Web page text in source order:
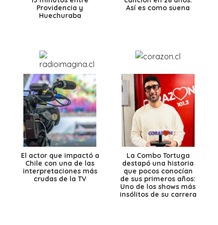
Providencia y
Huechuraba
Así es como suena
El actor que impactó a
Chile con una de las
interpretaciones más
crudas de la TV
La Combo Tortuga
destapó una historia
que pocos conocían
de sus primeros años:
Uno de los shows más
insólitos de su carrera